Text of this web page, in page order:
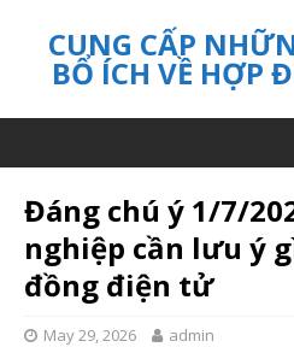
CUNG CẤP
BỔ ÍCH VỀ HỢP
Đáng chú ý 1/7/
nghiệp cần lưu ý
đồng điện tử
May 29, 2026 admin